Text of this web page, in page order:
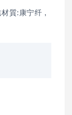
質:康宁纤 ,